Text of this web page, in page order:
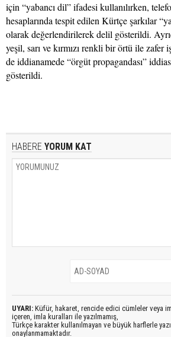
için “yabancı dil” ifadesi kullanılırken,
hesaplarında tespit edilen Kürtçe şarkılar
olarak değerlendirilerek delil gösterildi.
yeşil, sarı ve kırmızı renkli bir örtü ile zafer
de iddianamede “örgüt propagandası”
gösterildi.
HABERE YORUM KAT
UYARI: Küfür, hakaret, rencide edici cümleler veya
içeren, imla kuralları ile yazılmamış,
Türkçe karakter kullanılmayan ve büyük harflerle
onaylanmamaktadır.